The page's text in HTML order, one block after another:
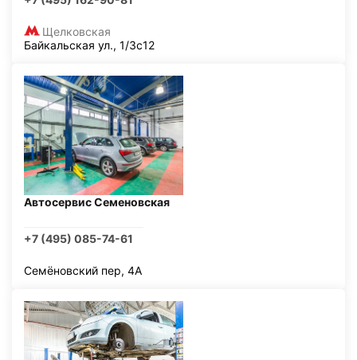
Щелковская
Байкальская ул., 1/3с12
Автосервис Семеновская
+7 (495) 085-74-61
Семёновский пер, 4А